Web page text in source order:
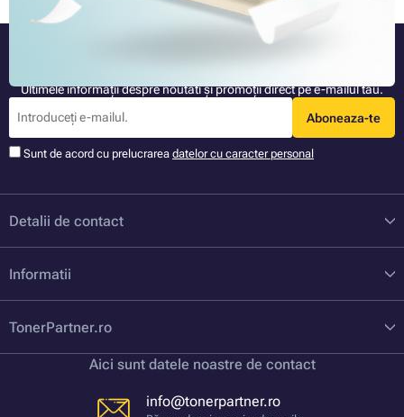
Ultimele informații despre noutati și promoții direct pe e-mailul tău.
Aboneaza-te
Sunt de acord cu prelucrarea datelor cu caracter personal
Detalii de contact
Informatii
TonerPartner.ro
Aici sunt datele noastre de contact
info@tonerpartner.ro